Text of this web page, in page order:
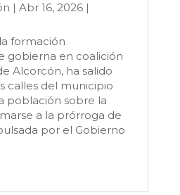
| Abr 16, 2026|
formación
gobierna en coalición
Alcorcón, ha salido
calles del municipio
población sobre la
a la prórroga de
por el Gobierno